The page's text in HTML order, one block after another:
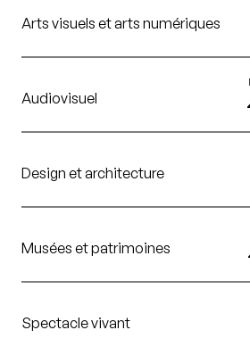
Arts visuels et arts numériques
Audiovisuel
Design et architecture
Musées et patrimoines
Spectacle vivant